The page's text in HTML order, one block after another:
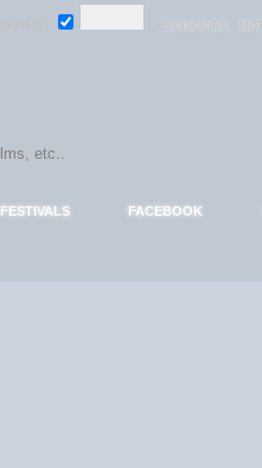
FESTIVALS FACEBOOK